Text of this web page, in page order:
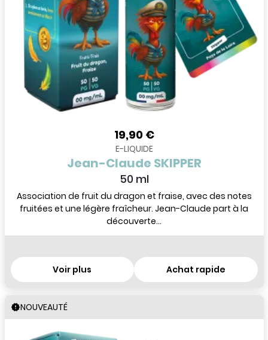
19,90 €
E-LIQUIDE
Jean-Claude SKIPPER
50 ml
Association de fruit du dragon et fraise, avec des notes
fruitées et une légère fraîcheur. Jean-Claude part à la
découverte...
Voir plus Achat rapide
NOUVEAUTÉ